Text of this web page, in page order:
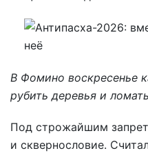
В Фомино воскресенье
рубить деревья и
Под строжайшим
и сквернословие.